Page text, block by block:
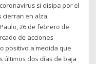
si disipa por el
cierran en alza
26 de febrero de
de acciones
positivo a medida que
últimos dos días de baja